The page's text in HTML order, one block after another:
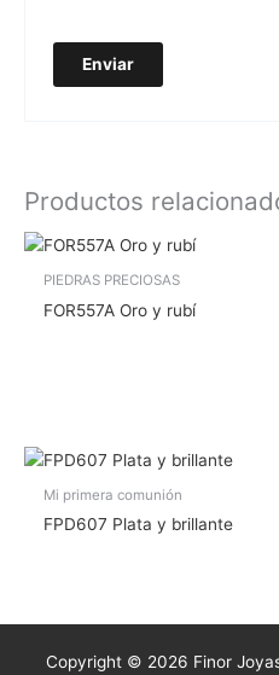
Productos
PIEDRAS PRECIOSAS
FOR557A Oro y rubí
Mi primera comunión
FPD607 Plata y brillante
Copyright © 2026 Finor